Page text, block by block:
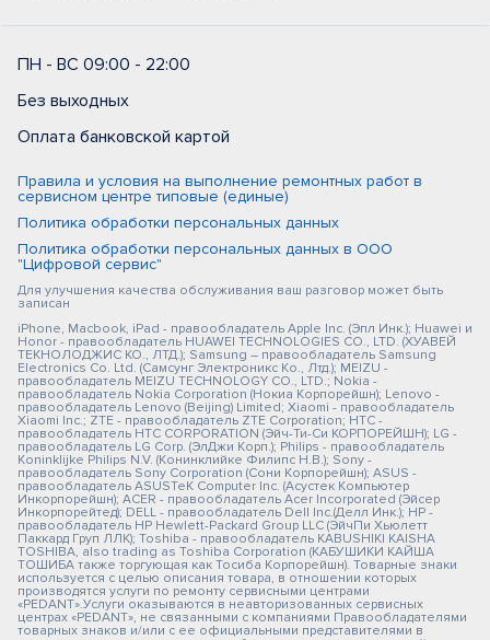
ПН - ВС 09:00 - 22:00
Без выходных
Оплата банковской картой
Правила и условия на выполнение ремонтных работ в
сервисном центре типовые (единые)
Политика обработки персональных данных
Политика обработки персональных данных в ООО
"Цифровой сервис"
Для улучшения качества обслуживания ваш разговор может быть
записан
iPhone, Macbook, iPad - правообладатель Apple Inc. (Эпл Инк.); Huawei и
Honor - правообладатель HUAWEI TECHNOLOGIES CO., LTD. (ХУАВЕЙ
ТЕКНОЛОДЖИС КО., ЛТД.); Samsung – правообладатель Samsung
Electronics Co. Ltd. (Самсунг Электроникс Ко., Лтд.); MEIZU -
правообладатель MEIZU TECHNOLOGY CO., LTD.; Nokia -
правообладатель Nokia Corporation (Нокиа Корпорейшн); Lenovo -
правообладатель Lenovo (Beijing) Limited; Xiaomi - правообладатель
Xiaomi Inc.; ZTE - правообладатель ZTE Corporation; HTC -
правообладатель HTC CORPORATION (Эйч-Ти-Си КОРПОРЕЙШН); LG -
правообладатель LG Corp. (ЭлДжи Корп.); Philips - правообладатель
Koninklijke Philips N.V. (Конинклийке Филипс Н.В.); Sony -
правообладатель Sony Corporation (Сони Корпорейшн); ASUS -
правообладатель ASUSTeK Computer Inc. (Асустек Компьютер
Инкорпорейшн); ACER - правообладатель Acer Incorporated (Эйсер
Инкорпорейтед); DELL - правообладатель Dell Inc.(Делл Инк.); HP -
правообладатель HP Hewlett-Packard Group LLC (ЭйчПи Хьюлетт
Паккард Груп ЛЛК); Toshiba - правообладатель KABUSHIKI KAISHA
TOSHIBA, also trading as Toshiba Corporation (КАБУШИКИ КАЙША
ТОШИБА также торгующая как Тосиба Корпорейшн). Товарные знаки
используется с целью описания товара, в отношении которых
производятся услуги по ремонту сервисными центрами
«PEDANT».Услуги оказываются в неавторизованных сервисных
центрах «PEDANT», не связанными с компаниями Правообладателями
товарных знаков и/или с ее официальными представителями в